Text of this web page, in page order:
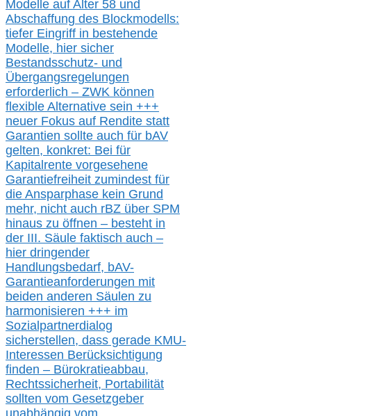
Modelle auf Alter 58 und
Abschaffung des Blockmodells:
tiefer Eingriff in bestehende
Modelle, hier sicher
Bestandsschutz- und
Übergangsregelungen
erforderlich – ZWK können
flexible Alternative sein +++
neuer Fokus auf Rendite statt
Garantien sollte auch für bAV
gelten, konkret: Bei für
Kapitalrente vorgesehene
Garantiefreiheit zumindest für
die Ansparphase kein Grund
mehr, nicht auch rBZ über SPM
hinaus zu öffnen – besteht in
der III. Säule faktisch auch –
hier dringender
Handlungsbedarf, bAV-
Garantieanforderungen mit
beiden anderen Säulen zu
harmonisieren +++ im
Sozialpartnerdialog
sicherstellen, dass gerade KMU-
Interessen Berücksichtigung
finden – Bürokratieabbau,
Rechtssicherheit, Portabilität
sollten vom Gesetzgeber